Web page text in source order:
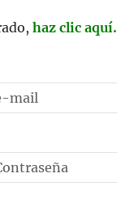
haz clic aquí.